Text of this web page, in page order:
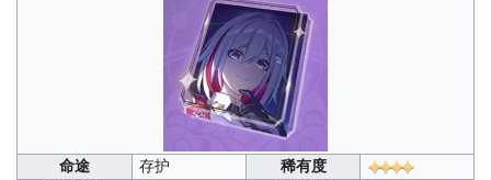
命途 存护
稀有度